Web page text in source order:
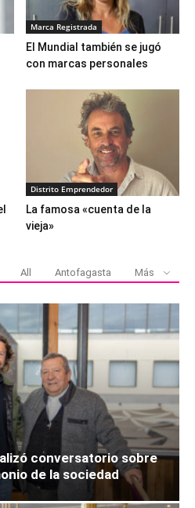
Marca Registrada
El Mundial también se jugó
con marcas personales
Distrito Emprendedor
La famosa «cuenta de la
vieja»
All Antofagasta Más
conversatorio sobre
de la sociedad